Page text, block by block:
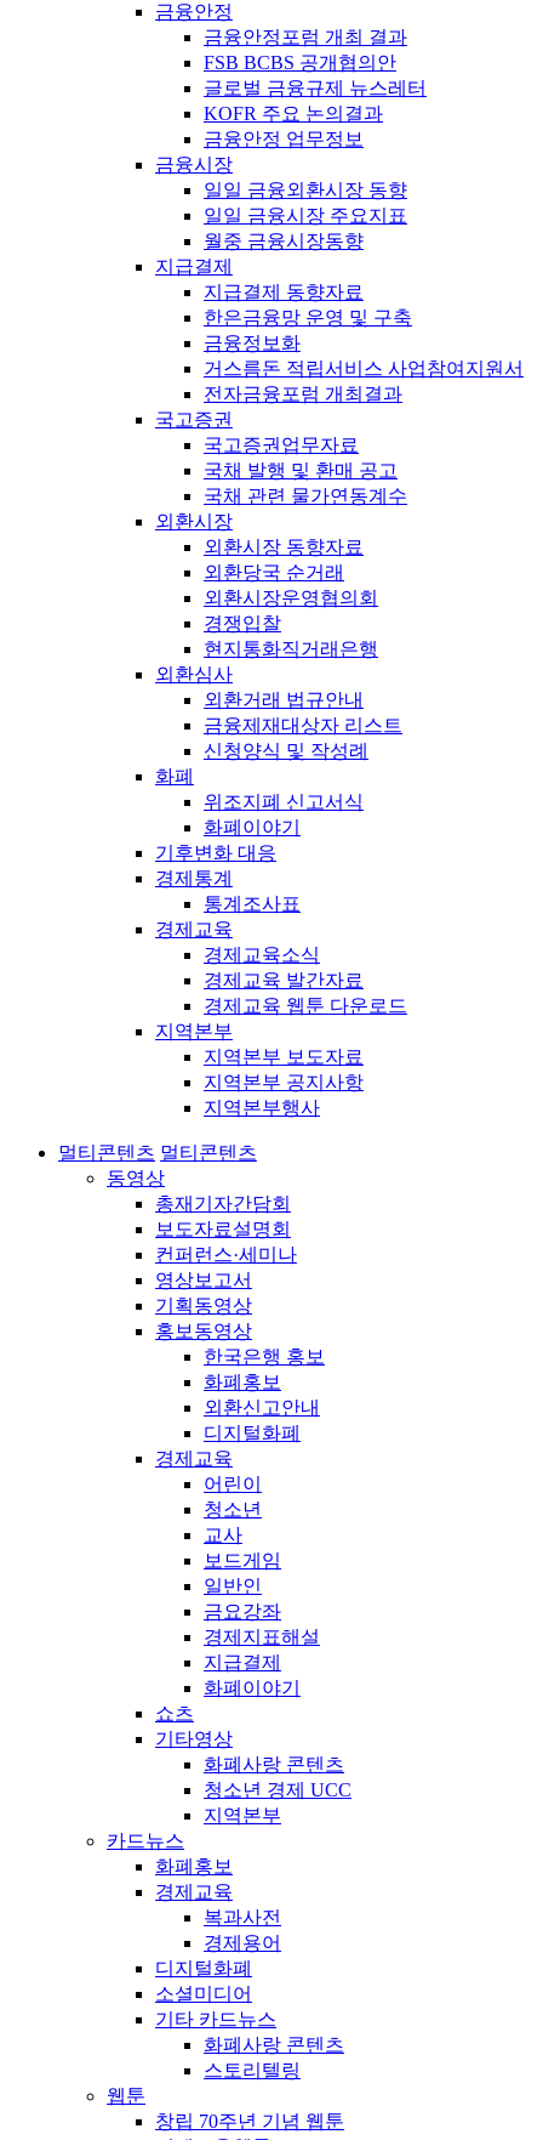
금융안정
금융안정포럼 개최 결과
FSB BCBS 공개협의안
글로벌 금융규제 뉴스레터
KOFR 주요 논의결과
금융안정 업무정보
금융시장
일일 금융외환시장 동향
일일 금융시장 주요지표
월중 금융시장동향
지급결제
지급결제 동향자료
한은금융망 운영 및 구축
금융정보화
거스름돈 적립서비스 사업참여지원서
전자금융포럼 개최결과
국고증권
국고증권업무자료
국채 발행 및 환매 공고
국채 관련 물가연동계수
외환시장
외환시장 동향자료
외환당국 순거래
외환시장운영협의회
경쟁입찰
현지통화직거래은행
외환심사
외환거래 법규안내
금융제재대상자 리스트
신청양식 및 작성례
화폐
위조지폐 신고서식
화폐이야기
기후변화 대응
경제통계
통계조사표
경제교육
경제교육소식
경제교육 발간자료
경제교육 웹툰 다운로드
지역본부
지역본부 보도자료
지역본부 공지사항
지역본부행사
멀티콘텐츠 멀티콘텐츠
동영상
총재기자간담회
보도자료설명회
컨퍼런스·세미나
영상보고서
기획동영상
홍보동영상
한국은행 홍보
화폐홍보
외환신고안내
디지털화폐
경제교육
어린이
청소년
교사
보드게임
일반인
금요강좌
경제지표해설
지급결제
화폐이야기
쇼츠
기타영상
화폐사랑 콘텐츠
청소년 경제 UCC
지역본부
카드뉴스
화폐홍보
경제교육
복과사전
경제용어
디지털화폐
소셜미디어
기타 카드뉴스
화폐사랑 콘텐츠
스토리텔링
웹툰
창립 70주년 기념 웹툰